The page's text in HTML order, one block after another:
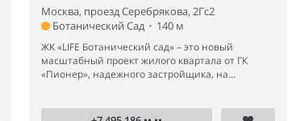
Москва, проезд Серебрякова, 2Гс2
Ботанический Сад • 140 м
ЖК «LIFE Ботанический сад» – это новый
масштабный проект жилого квартала от ГК
«Пионер», надежного застройщика, на...